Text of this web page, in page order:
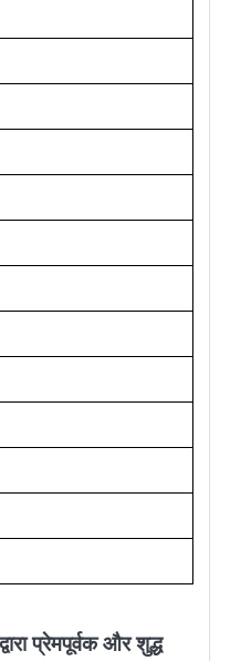
प्रेमपूर्वक और शुद्ध